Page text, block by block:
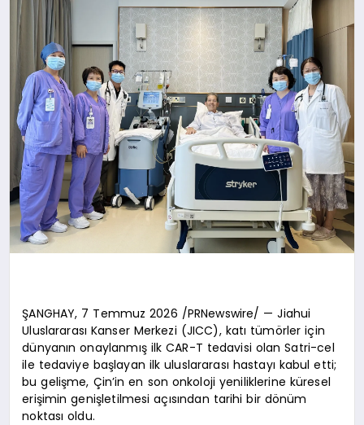
ŞANGHAY, 7 Temmuz 2026 /PRNewswire/ — Jiahui
Uluslararası Kanser Merkezi (JICC), katı tümörler için
dünyanın onaylanmış ilk CAR-T tedavisi olan Satri-cel
ile tedaviye başlayan ilk uluslararası hastayı kabul etti;
bu gelişme, Çin’in en son onkoloji yeniliklerine küresel
erişimin genişletilmesi açısından tarihi bir dönüm
noktası oldu.